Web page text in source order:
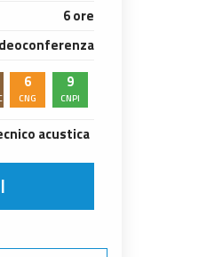
6 ore
6
CNG
9
CNPI
acustica